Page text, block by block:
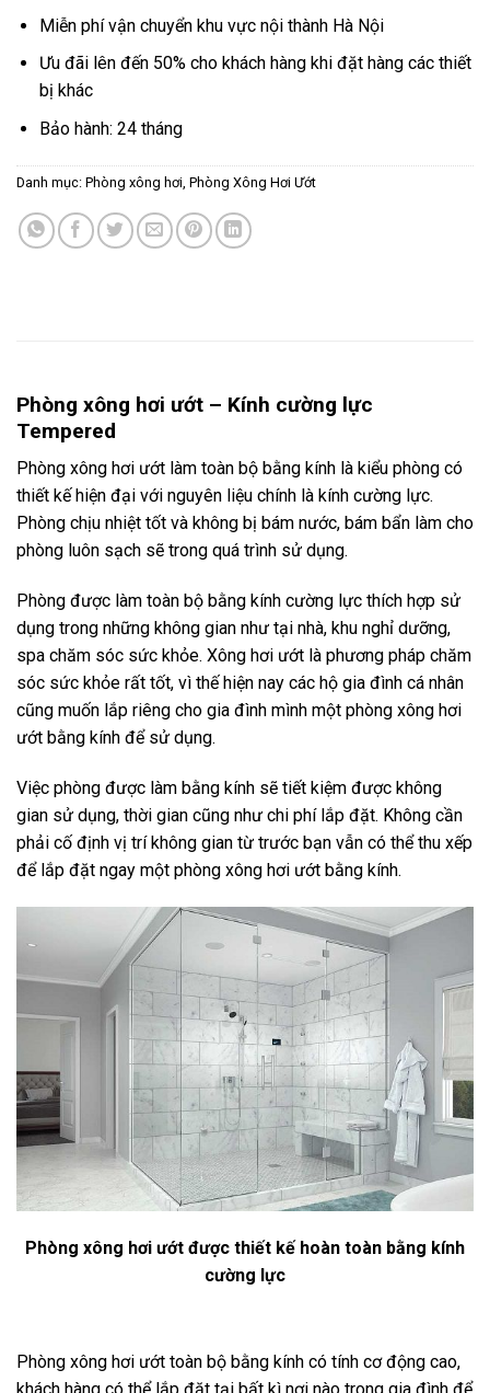
Miễn phí vận chuyển khu vực nội thành Hà Nội
Ưu đãi lên đến 50% cho khách hàng khi đặt hàng các thiết
bị khác
Bảo hành: 24 tháng
Danh mục: Phòng xông hơi Phòng Xông Hơi Ướt
Phòng xông hơi ướt – Kính cường lực
Tempered
Phòng xông hơi ướt làm toàn bộ bằng kính là kiểu phòng có
thiết kế hiện đại với nguyên liệu chính là kính cường lực.
Phòng chịu nhiệt tốt và không bị bám nước, bám bẩn làm cho
phòng luôn sạch sẽ trong quá trình sử dụng.
Phòng được làm toàn bộ bằng kính cường lực thích hợp sử
dụng trong những không gian như tại nhà, khu nghỉ dưỡng,
spa chăm sóc sức khỏe. Xông hơi ướt là phương pháp chăm
sóc sức khỏe rất tốt, vì thế hiện nay các hộ gia đình cá nhân
cũng muốn lắp riêng cho gia đình mình một phòng xông hơi
ướt bằng kính để sử dụng.
Việc phòng được làm bằng kính sẽ tiết kiệm được không
gian sử dụng, thời gian cũng như chi phí lắp đặt. Không cần
phải cố định vị trí không gian từ trước bạn vẫn có thể thu xếp
để lắp đặt ngay một phòng xông hơi ướt bằng kính.
Phòng xông hơi ướt được thiết kế hoàn toàn bằng kính
cường lực
Phòng xông hơi ướt toàn bộ bằng kính có tính cơ động cao,